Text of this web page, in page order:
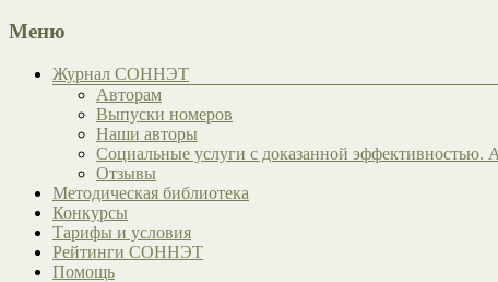
Меню
Журнал СОННЭТ
Авторам
Выпуски номеров
Наши авторы
Социальные услуги с доказанной эффективностью.
Отзывы
Методическая библиотека
Конкурсы
Тарифы и условия
Рейтинги СОННЭТ
Помощь